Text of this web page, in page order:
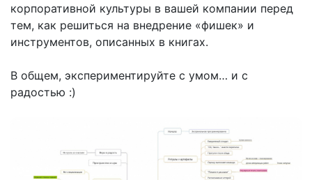
корпоративной культуры в вашей компании перед
тем, как решиться на внедрение «фишек» и
инструментов, описанных в книгах.
В общем, экспериментируйте с умом… и с
радостью :)